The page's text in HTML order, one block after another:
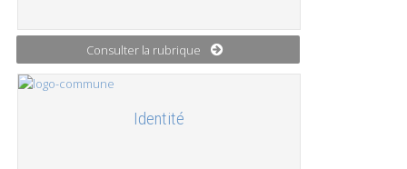
Consulter la rubrique
Identité